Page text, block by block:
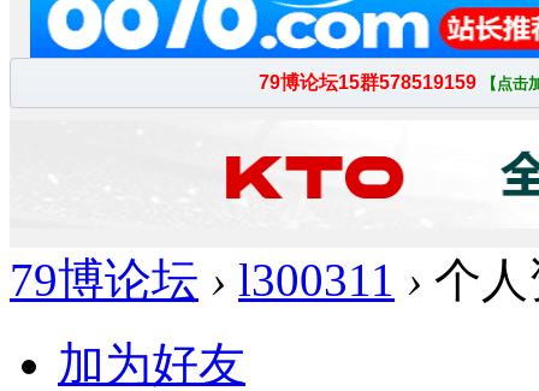
79博论坛 › l300311 › 个
加为好友